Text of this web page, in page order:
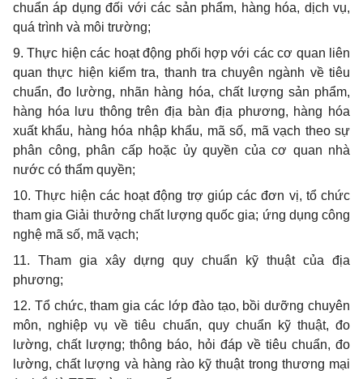
chuẩn áp dụng đối với các sản phẩm, hàng hóa, dịch vụ,
quá trình và môi trường;
9. Thực hiện các hoạt động phối hợp với các cơ quan liên
quan thực hiện kiểm tra, thanh tra chuyên ngành về tiêu
chuẩn, đo lường, nhãn hàng hóa, chất lượng sản phẩm,
hàng hóa lưu thông trên địa bàn địa phương, hàng hóa
xuất khẩu, hàng hóa nhập khẩu, mã số, mã vạch theo sự
phân công, phân cấp hoặc ủy quyền của cơ quan nhà
nước có thẩm quyền;
10. Thực hiện các hoạt động trợ giúp các đơn vị, tổ chức
tham gia Giải thưởng chất lượng quốc gia; ứng dụng công
nghệ mã số, mã vạch;
11. Tham gia xây dựng quy chuẩn kỹ thuật của địa
phương;
12. Tổ chức, tham gia các lớp đào tạo, bồi dưỡng chuyên
môn, nghiệp vụ về tiêu chuẩn, quy chuẩn kỹ thuật, đo
lường, chất lượng; thông báo, hỏi đáp về tiêu chuẩn, đo
lường, chất lượng và hàng rào kỹ thuật trong thương mại